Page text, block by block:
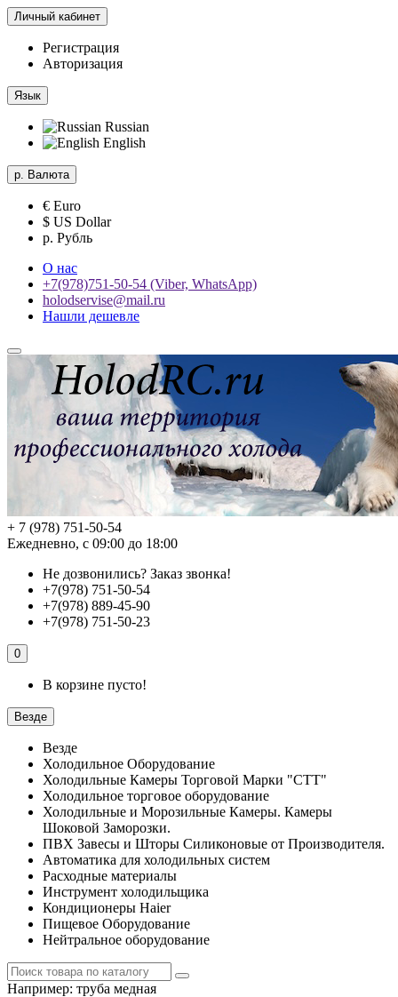
Личный кабинет
Регистрация
Авторизация
Язык
Russian
English
р. Валюта
€ Euro
$ US Dollar
р. Рубль
О нас
+7(978)751-50-54 (Viber, WhatsApp)
holodservise@mail.ru
Нашли дешевле
+ 7 (978) 751-50-54
Ежедневно, с 09:00 до 18:00
Не дозвонились? Заказ звонка!
+7(978) 751-50-54
+7(978) 889-45-90
+7(978) 751-50-23
0
В корзине пусто!
Везде
Везде
Холодильное Оборудование
Холодильные Камеры Торговой Марки "СТТ"
Холодильное торговое оборудование
Холодильные и Морозильные Камеры. Камеры
Шоковой Заморозки.
ПВХ Завесы и Шторы Силиконовые от Производителя.
Автоматика для холодильных систем
Расходные материалы
Инструмент холодильщика
Кондиционеры Haier
Пищевое Оборудование
Нейтральное оборудование
Например: труба медная